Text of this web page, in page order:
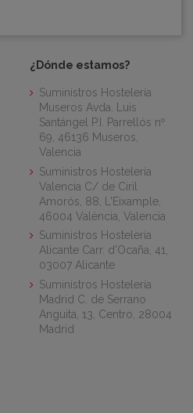
¿Dónde estamos?
Suministros Hostelería
Museros Avda. Luis
Santángel P.I. Parrellós nº
69, 46136 Museros,
Valencia
Suministros Hostelería
Valencia C/ de Ciril
Amorós, 88, L'Eixample,
46004 València, Valencia
Suministros Hostelería
Alicante Carr. d'Ocaña, 41,
03007 Alicante
Suministros Hostelería
Madrid C. de Serrano
Anguita, 13, Centro, 28004
Madrid